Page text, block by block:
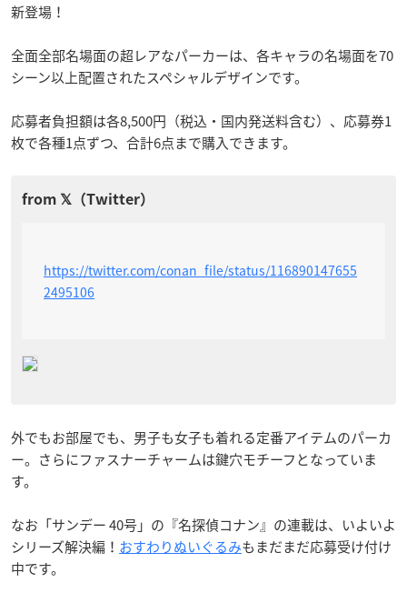
新登場！
全面全部名場面の超レアなパーカーは、各キャラの名場面を70
シーン以上配置されたスペシャルデザインです。
応募者負担額は各8,500円（税込・国内発送料含む）、応募券1
枚で各種1点ずつ、合計6点まで購入できます。
https://twitter.com/conan_file/status/116890147655
2495106
外でもお部屋でも、男子も女子も着れる定番アイテムのパーカ
ー。さらにファスナーチャームは鍵穴モチーフとなっていま
す。
なお「サンデー 40号」の『名探偵コナン』の連載は、いよいよ
シリーズ解決編！ おすわりぬいぐるみもまだまだ応募受け付け
中です。